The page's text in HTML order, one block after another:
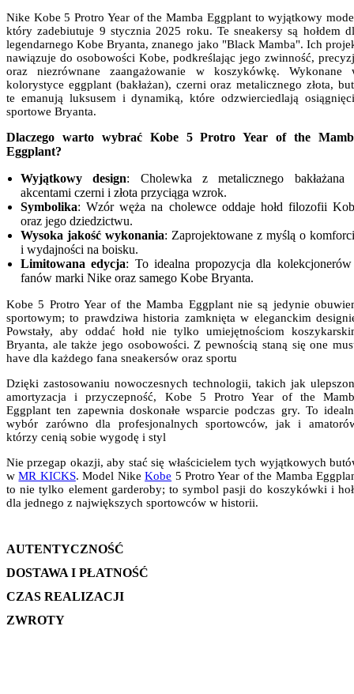
Nike Kobe 5 Protro Year of the Mamba Eggplant to wyjątkowy
który zadebiutuje 9 stycznia 2025 roku. Te sneakersy są hołdem
legendarnego Kobe Bryanta, znanego jako "Black Mamba". Ich
nawiązuje do osobowości Kobe, podkreślając jego zwinność,
oraz niezrównane zaangażowanie w koszykówkę. Wykonane
kolorystyce eggplant (bakłażan), czerni oraz metalicznego złota,
te emanują luksusem i dynamiką, które odzwierciedlają
sportowe Bryanta.
Dlaczego warto wybrać Kobe 5 Protro Year of the
Eggplant?
Wyjątkowy design: Cholewka z metalicznego bakłażana
akcentami czerni i złota przyciąga wzrok.
Symbolika: Wzór węża na cholewce oddaje hołd filozofii
oraz jego dziedzictwu.
Wysoka jakość wykonania: Zaprojektowane z myślą o
i wydajności na boisku.
Limitowana edycja: To idealna propozycja dla
fanów marki Nike oraz samego Kobe Bryanta.
Kobe 5 Protro Year of the Mamba Eggplant nie są jedynie
sportowym; to prawdziwa historia zamknięta w eleganckim
Powstały, aby oddać hołd nie tylko umiejętnościom
Bryanta, ale także jego osobowości. Z pewnością staną się one
have dla każdego fana sneakersów oraz sportu
Dzięki zastosowaniu nowoczesnych technologii, takich jak
amortyzacja i przyczepność, Kobe 5 Protro Year of the
Eggplant ten zapewnia doskonałe wsparcie podczas gry. To
wybór zarówno dla profesjonalnych sportowców, jak i
którzy cenią sobie wygodę i styl
Nie przegap okazji, aby stać się właścicielem tych wyjątkowych
wMR KICKS. Model NikeKobe 5 Protro Year of the Mamba
to nie tylko element garderoby; to symbol pasji do koszykówki i
dla jednego z największych sportowców w historii.
AUTENTYCZNOŚĆ
DOSTAWA I PŁATNOŚĆ
CZAS REALIZACJI
ZWROTY